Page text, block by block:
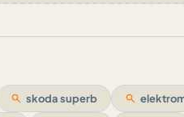
search skoda superb search